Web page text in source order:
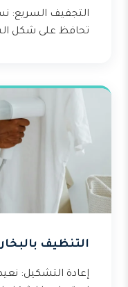
التجفيف السريع:
تحافظ على شكل
التنظيف بالبخار
إعادة التشكيل: